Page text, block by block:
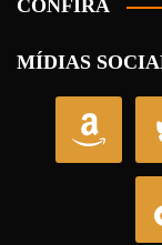
CONFIRA
MÍDIAS